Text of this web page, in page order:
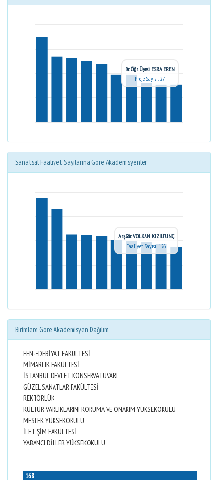
Dr. Öğr. Üyesi ESRA EREN
Proje Sayısı: 27
Sanatsal Faaliyet Sayılarına Göre Akademisyenler
Arş.Gör. VOLKAN KIZILTUNÇ
Faaliyet Sayısı: 176
Birimlere Göre Akademisyen Dağılımı
FEN-EDEBİYAT FAKÜLTESİ
MİMARLIK FAKÜLTESİ
İSTANBUL DEVLET KONSERVATUVARI
GÜZEL SANATLAR FAKÜLTESİ
REKTÖRLÜK
KÜLTÜR VARLIKLARINI KORUMA VE ONARIM YÜKSEKOKULU
MESLEK YÜKSEKOKULU
İLETİŞİM FAKÜLTESİ
YABANCI DİLLER YÜKSEKOKULU
168